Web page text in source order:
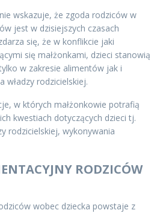
wskazuje, że zgoda rodziców w
jest w dzisiejszych czasach
się, że w konflikcie jaki
się małżonkami, dzieci stanowią
w zakresie alimentów jak i
władzy rodzicielskiej.
w których małżonkowie potrafią
kwestiach dotyczących dzieci tj.
rodzicielskiej, wykonywania
RODZICÓW
wobec dziecka powstaje z